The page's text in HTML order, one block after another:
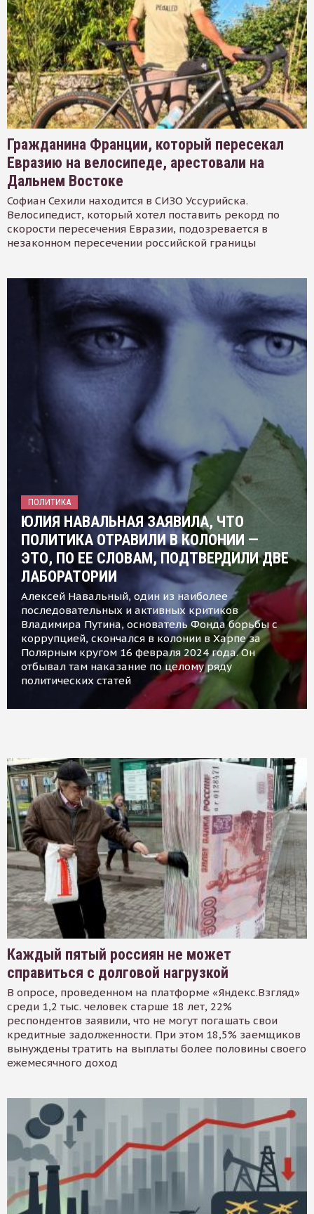
Гражданина Франции, который пересекал
Евразию на велосипеде, арестовали на
Дальнем Востоке
Софиан Сехили находится в СИЗО Уссурийска.
Велосипедист, который хотел поставить рекорд по
скорости пересечения Евразии, подозревается в
незаконном пересечении российской границы
ПОЛИТИКА
ЮЛИЯ НАВАЛЬНАЯ ЗАЯВИЛА, ЧТО
ПОЛИТИКА ОТРАВИЛИ В КОЛОНИИ —
ЭТО, ПО ЕЕ СЛОВАМ, ПОДТВЕРДИЛИ ДВЕ
ЛАБОРАТОРИИ
Алексей Навальный, один из наиболее
последовательных и активных критиков
Владимира Путина, основатель Фонда борьбы с
коррупцией, скончался в колонии в Харпе за
Полярным кругом 16 февраля 2024 года. Он
отбывал там наказание по целому ряду
политических статей
Каждый пятый россиян не может
справиться с долговой нагрузкой
В опросе, проведенном на платформе «Яндекс.Взгляд»
среди 1,2 тыс. человек старше 18 лет, 22%
респондентов заявили, что не могут погашать свои
кредитные задолженности. При этом 18,5% заемщиков
вынуждены тратить на выплаты более половины своего
ежемесячного доход